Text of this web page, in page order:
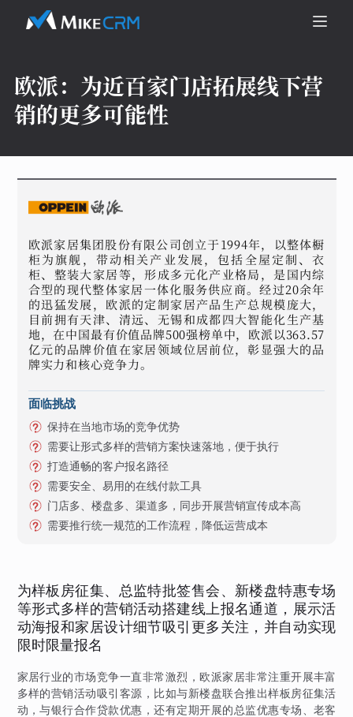
欧派： 为近百家门店拓展线下营
销的更多可能性
欧派家居集团股份有限公司创立于1994年，以整体橱
柜为旗舰，带动相关产业发展，包括全屋定制、衣
柜、整装大家居等，形成多元化产业格局，是国内综
合型的现代整体家居一体化服务供应商。经过20余年
的迅猛发展，欧派的定制家居产品生产总规模庞大，
目前拥有天津、清远、无锡和成都四大智能化生产基
地，在中国最有价值品牌500强榜单中，欧派以363.57
亿元的品牌价值在家居领域位居前位，彰显强大的品
牌实力和核心竞争力。
面临挑战
保持在当地市场的竞争优势
需要让形式多样的营销方案快速落地，便于执行
打造通畅的客户报名路径
需要安全、易用的在线付款工具
门店多、楼盘多、渠道多，同步开展营销宣传成本高
需要推行统一规范的工作流程，降低运营成本
为样板房征集、总监特批签售会、新楼盘特惠专场
等形式多样的营销活动搭建线上报名通道，展示活
动海报和家居设计细节吸引更多关注，并自动实现
限时限量报名
家居行业的市场竞争一直非常激烈，欧派家居非常注重开展丰富
多样的营销活动吸引客源，比如与新楼盘联合推出样板房征集活
动，与银行合作贷款优惠，还有定期开展的总监优惠专场、老客